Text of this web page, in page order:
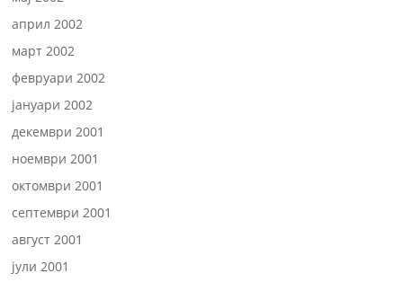
април 2002
март 2002
февруари 2002
јануари 2002
декември 2001
ноември 2001
октомври 2001
септември 2001
август 2001
јули 2001